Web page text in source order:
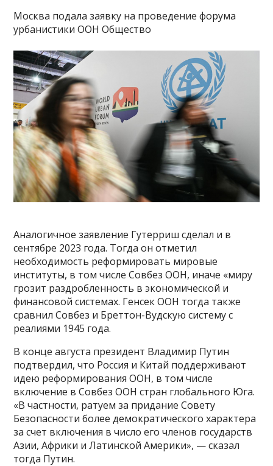
Москва подала заявку на проведение форума
урбанистики ООН Общество
Аналогичное заявление Гутерриш сделал и в
сентябре 2023 года. Тогда он отметил
необходимость реформировать мировые
институты, в том числе Совбез ООН, иначе «миру
грозит раздробленность в экономической и
финансовой системах. Генсек ООН тогда также
сравнил Совбез и Бреттон-Вудскую систему с
реалиями 1945 года.
В конце августа президент Владимир Путин
подтвердил, что Россия и Китай поддерживают
идею реформирования ООН, в том числе
включение в Совбез ООН стран глобального Юга.
«В частности, ратуем за придание Совету
Безопасности более демократического характера
за счет включения в число его членов государств
Азии, Африки и Латинской Америки», — сказал
тогда Путин.